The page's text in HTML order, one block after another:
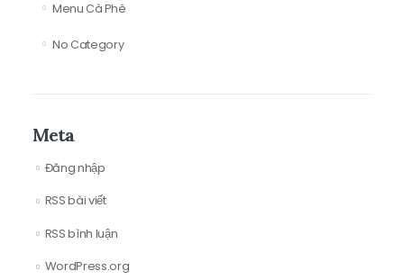
Menu Cà Phê
No Category
Meta
Đăng nhập
RSS bài viết
RSS bình luận
WordPress.org